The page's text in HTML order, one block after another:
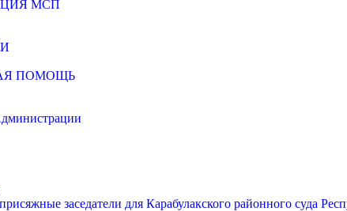
МСП
ПОМОЩЬ
заседатели для Карабулакского районного суда